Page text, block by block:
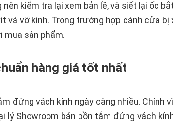
kiểm tra lại xem bản lề, và siết lại ốc
và vỡ kính. Trong trường hợp cánh cửa bị
mua sản phẩm.
hàng giá tốt nhất
đứng vách kính ngày càng nhiều. Chính
Showroom bán bồn tắm đứng vách